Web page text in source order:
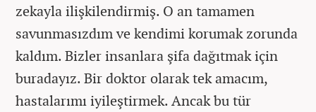
zekayla ilişkilendirmiş. O an tamamen
savunmasızdım ve kendimi korumak zorunda
kaldım. Bizler insanlara şifa dağıtmak için
buradayız. Bir doktor olarak tek amacım,
hastalarımı iyileştirmek. Ancak bu tür